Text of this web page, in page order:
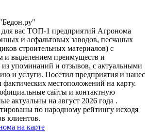
вас ТОП-1 предприятий Агронома
и асфальтовых заводов, песчаных
строительных материалов) с
и выделением преимуществ и
из упоминаний и отзывов, с актуальными
и услуги. Посетил предприятия и нанес
местоположений на карту.
сайты и контактную
актуальны на август 2026 года .
по народному рейтингу исходя
клиентов.
на карте